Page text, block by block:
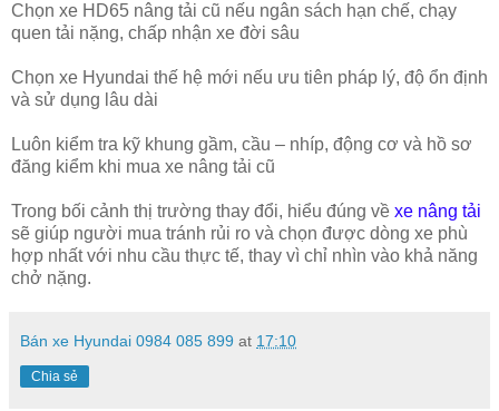
Chọn xe HD65 nâng tải cũ nếu ngân sách hạn chế, chạy
quen tải nặng, chấp nhận xe đời sâu
Chọn xe Hyundai thế hệ mới nếu ưu tiên pháp lý, độ ổn định
và sử dụng lâu dài
Luôn kiểm tra kỹ khung gầm, cầu – nhíp, động cơ và hồ sơ
đăng kiểm khi mua xe nâng tải cũ
Trong bối cảnh thị trường thay đổi, hiểu đúng về xe nâng tải
sẽ giúp người mua tránh rủi ro và chọn được dòng xe phù
hợp nhất với nhu cầu thực tế, thay vì chỉ nhìn vào khả năng
chở nặng.
Bán xe Hyundai 0984 085 899 at 17:10
Chia sẻ